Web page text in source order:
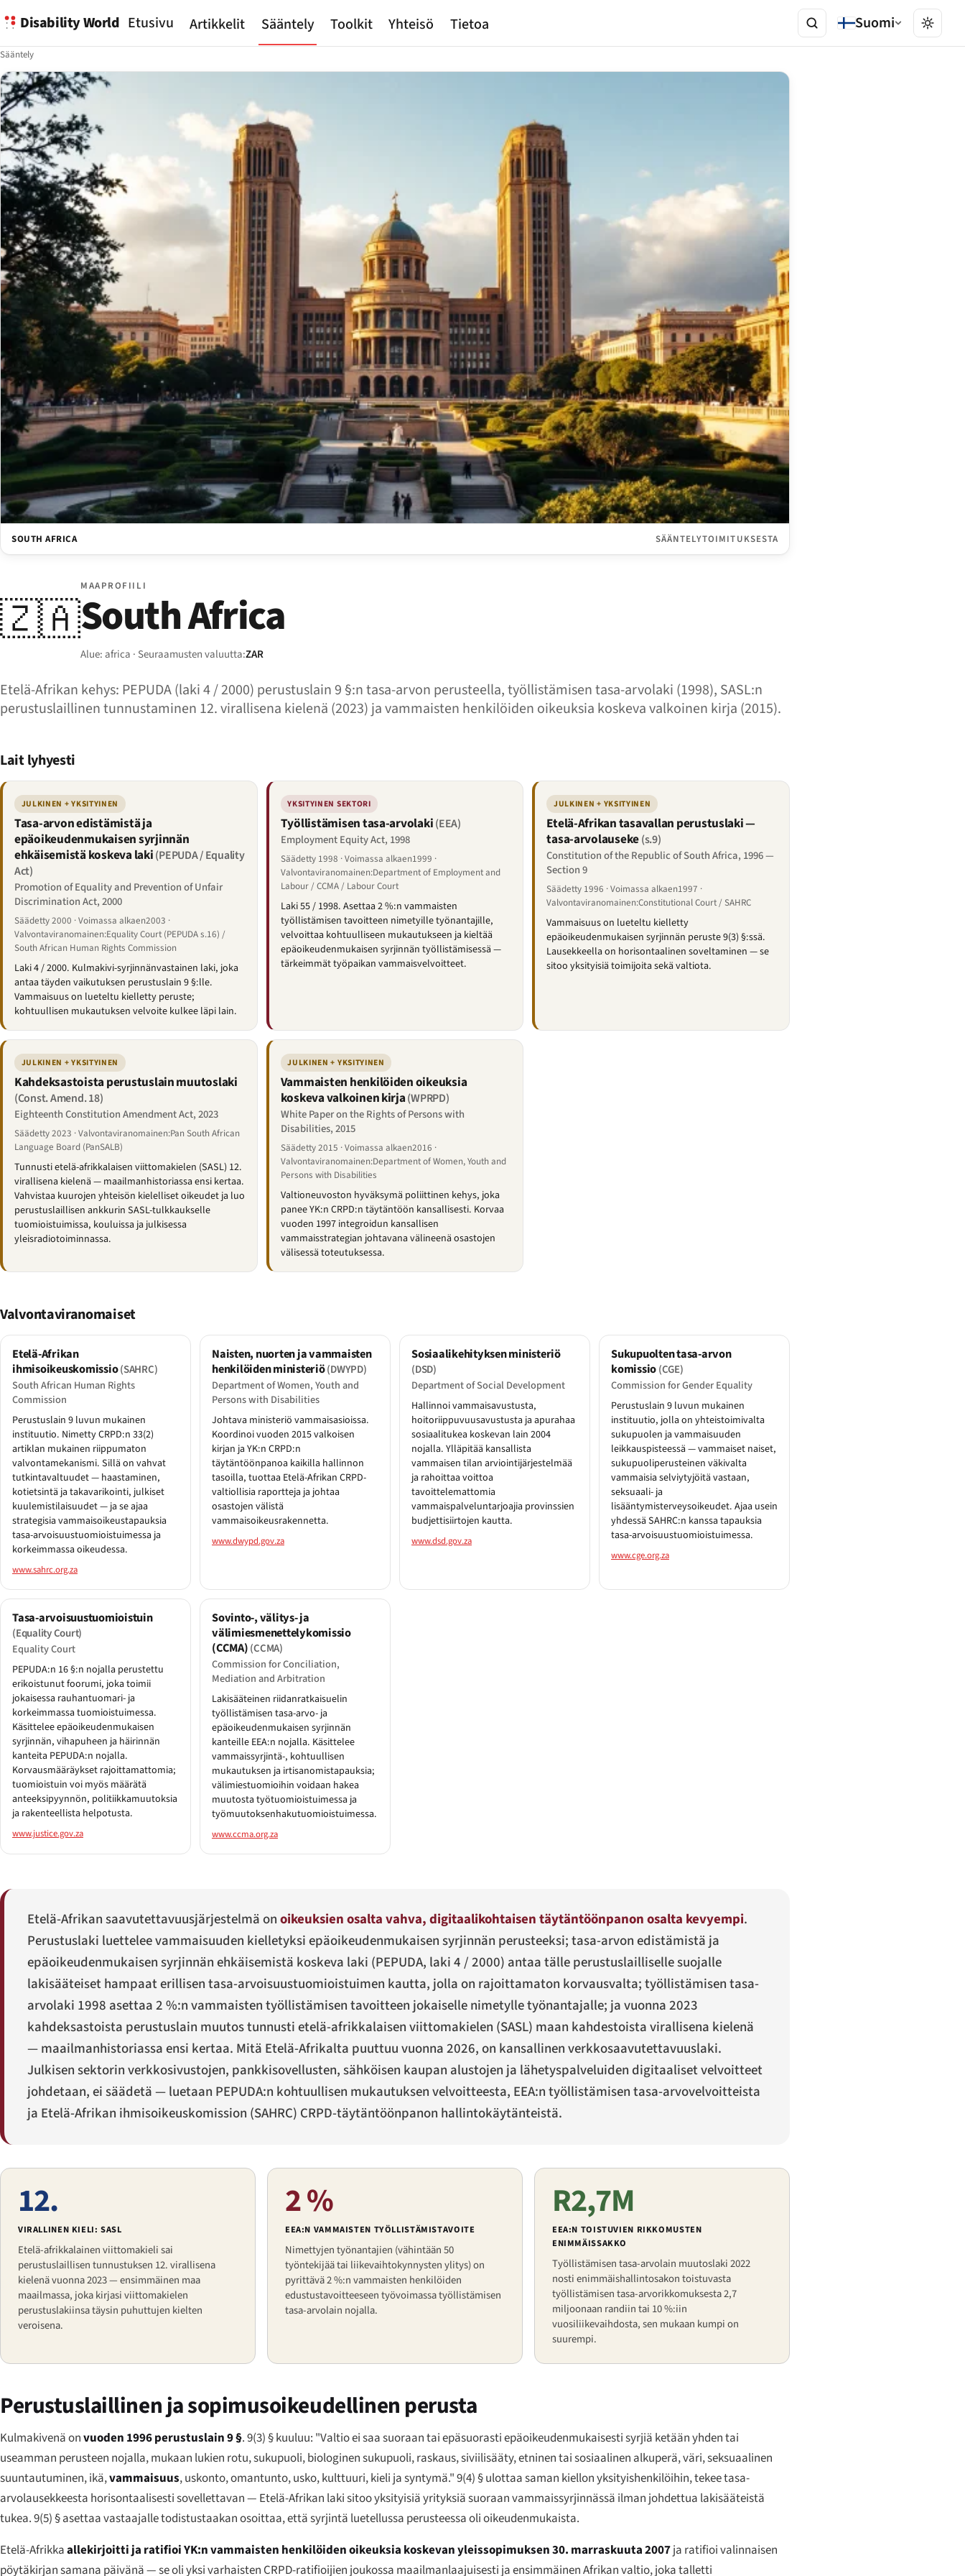
Disability World Etusivu Artikkelit Sääntely Toolkit Yhteisö Tietoa Suomi
Sääntely
SOUTH AFRICA SÄÄNTELYTOIMITUKSESTA
🇿🇦
MAAPROFIILI
South Africa
Alue: africa · Seuraamusten valuutta:ZAR
Etelä-Afrikan kehys: PEPUDA (laki 4 / 2000) perustuslain 9 §:n tasa-arvon perusteella, työllistämisen tasa-arvolaki (1998), SASL:n
perustuslaillinen tunnustaminen 12. virallisena kielenä (2023) ja vammaisten henkilöiden oikeuksia koskeva valkoinen kirja (2015).
Lait lyhyesti
JULKINEN + YKSITYINEN
Tasa-arvon edistämistä ja
epäoikeudenmukaisen syrjinnän
ehkäisemistä koskeva laki(PEPUDA / Equality
Act)
Promotion of Equality and Prevention of Unfair
Discrimination Act, 2000
Säädetty 2000 · Voimassa alkaen2003 ·
Valvontaviranomainen:Equality Court (PEPUDA s.16) /
South African Human Rights Commission
Laki 4 / 2000. Kulmakivi-syrjinnänvastainen laki, joka
antaa täyden vaikutuksen perustuslain 9 §:lle.
Vammaisuus on lueteltu kielletty peruste;
kohtuullisen mukautuksen velvoite kulkee läpi lain.
YKSITYINEN SEKTORI
Työllistämisen tasa-arvolaki(EEA)
Employment Equity Act, 1998
Säädetty 1998 · Voimassa alkaen1999 ·
Valvontaviranomainen:Department of Employment and
Labour / CCMA / Labour Court
Laki 55 / 1998. Asettaa 2 %:n vammaisten
työllistämisen tavoitteen nimetyille työnantajille,
velvoittaa kohtuulliseen mukautukseen ja kieltää
epäoikeudenmukaisen syrjinnän työllistämisessä —
tärkeimmät työpaikan vammaisvelvoitteet.
JULKINEN + YKSITYINEN
Etelä-Afrikan tasavallan perustuslaki —
tasa-arvolauseke(s.9)
Constitution of the Republic of South Africa, 1996 —
Section 9
Säädetty 1996 · Voimassa alkaen1997 ·
Valvontaviranomainen:Constitutional Court / SAHRC
Vammaisuus on lueteltu kielletty
epäoikeudenmukaisen syrjinnän peruste 9(3) §:ssä.
Lausekkeella on horisontaalinen soveltaminen — se
sitoo yksityisiä toimijoita sekä valtiota.
JULKINEN + YKSITYINEN
Kahdeksastoista perustuslain muutoslaki
(Const. Amend. 18)
Eighteenth Constitution Amendment Act, 2023
Säädetty 2023 · Valvontaviranomainen:Pan South African
Language Board (PanSALB)
Tunnusti etelä-afrikkalaisen viittomakielen (SASL) 12.
virallisena kielenä — maailmanhistoriassa ensi kertaa.
Vahvistaa kuurojen yhteisön kielelliset oikeudet ja luo
perustuslaillisen ankkurin SASL-tulkkaukselle
tuomioistuimissa, kouluissa ja julkisessa
yleisradiotoiminnassa.
JULKINEN + YKSITYINEN
Vammaisten henkilöiden oikeuksia
koskeva valkoinen kirja(WPRPD)
White Paper on the Rights of Persons with
Disabilities, 2015
Säädetty 2015 · Voimassa alkaen2016 ·
Valvontaviranomainen:Department of Women, Youth and
Persons with Disabilities
Valtioneuvoston hyväksymä poliittinen kehys, joka
panee YK:n CRPD:n täytäntöön kansallisesti. Korvaa
vuoden 1997 integroidun kansallisen
vammaisstrategian johtavana välineenä osastojen
välisessä toteutuksessa.
Valvontaviranomaiset
Etelä-Afrikan
ihmisoikeuskomissio(SAHRC)
South African Human Rights
Commission
Perustuslain 9 luvun mukainen
instituutio. Nimetty CRPD:n 33(2)
artiklan mukainen riippumaton
valvontamekanismi. Sillä on vahvat
tutkintavaltuudet — haastaminen,
kotietsintä ja takavarikointi, julkiset
kuulemistilaisuudet — ja se ajaa
strategisia vammaisoikeustapauksia
tasa-arvoisuustuomioistuimessa ja
korkeimmassa oikeudessa.
www.sahrc.org.za
Naisten, nuorten ja vammaisten
henkilöiden ministeriö(DWYPD)
Department of Women, Youth and
Persons with Disabilities
Johtava ministeriö vammaisasioissa.
Koordinoi vuoden 2015 valkoisen
kirjan ja YK:n CRPD:n
täytäntöönpanoa kaikilla hallinnon
tasoilla, tuottaa Etelä-Afrikan CRPD-
valtiollisia raportteja ja johtaa
osastojen välistä
vammaisoikeusrakennetta.
www.dwypd.gov.za
Sosiaalikehityksen ministeriö
(DSD)
Department of Social Development
Hallinnoi vammaisavustusta,
hoitoriippuvuusavustusta ja apurahaa
sosiaalitukea koskevan lain 2004
nojalla. Ylläpitää kansallista
vammaisen tilan arviointijärjestelmää
ja rahoittaa voittoa
tavoittelemattomia
vammaispalveluntarjoajia provinssien
budjettisiirtojen kautta.
www.dsd.gov.za
Sukupuolten tasa-arvon
komissio(CGE)
Commission for Gender Equality
Perustuslain 9 luvun mukainen
instituutio, jolla on yhteistoimivalta
sukupuolen ja vammaisuuden
leikkauspisteessä — vammaiset naiset,
sukupuoliperusteinen väkivalta
vammaisia selviytyjöitä vastaan,
seksuaali- ja
lisääntymisterveysoikeudet. Ajaa usein
yhdessä SAHRC:n kanssa tapauksia
tasa-arvoisuustuomioistuimessa.
www.cge.org.za
Tasa-arvoisuustuomioistuin
(Equality Court)
Equality Court
PEPUDA:n 16 §:n nojalla perustettu
erikoistunut foorumi, joka toimii
jokaisessa rauhantuomari- ja
korkeimmassa tuomioistuimessa.
Käsittelee epäoikeudenmukaisen
syrjinnän, vihapuheen ja häirinnän
kanteita PEPUDA:n nojalla.
Korvausmääräykset rajoittamattomia;
tuomioistuin voi myös määrätä
anteeksipyynnön, politiikkamuutoksia
ja rakenteellista helpotusta.
www.justice.gov.za
Sovinto-, välitys- ja
välimiesmenettelykomissio
(CCMA)(CCMA)
Commission for Conciliation,
Mediation and Arbitration
Lakisääteinen riidanratkaisuelin
työllistämisen tasa-arvo- ja
epäoikeudenmukaisen syrjinnän
kanteille EEA:n nojalla. Käsittelee
vammaissyrjintä-, kohtuullisen
mukautuksen ja irtisanomistapauksia;
välimiestuomioihin voidaan hakea
muutosta työtuomioistuimessa ja
työmuutoksenhakutuomioistuimessa.
www.ccma.org.za
Etelä-Afrikan saavutettavuusjärjestelmä onoikeuksien osalta vahva, digitaalikohtaisen täytäntöönpanon osalta kevyempi.
Perustuslaki luettelee vammaisuuden kielletyksi epäoikeudenmukaisen syrjinnän perusteeksi; tasa-arvon edistämistä ja
epäoikeudenmukaisen syrjinnän ehkäisemistä koskeva laki (PEPUDA, laki 4 / 2000) antaa tälle perustuslailliselle suojalle
lakisääteiset hampaat erillisen tasa-arvoisuustuomioistuimen kautta, jolla on rajoittamaton korvausvalta; työllistämisen tasa-
arvolaki 1998 asettaa 2 %:n vammaisten työllistämisen tavoitteen jokaiselle nimetylle työnantajalle; ja vuonna 2023
kahdeksastoista perustuslain muutos tunnusti etelä-afrikkalaisen viittomakielen (SASL) maan kahdestoista virallisena kielenä
— maailmanhistoriassa ensi kertaa. Mitä Etelä-Afrikalta puuttuu vuonna 2026, on kansallinen verkkosaavutettavuuslaki.
Julkisen sektorin verkkosivustojen, pankkisovellusten, sähköisen kaupan alustojen ja lähetyspalveluiden digitaaliset velvoitteet
johdetaan, ei säädetä — luetaan PEPUDA:n kohtuullisen mukautuksen velvoitteesta, EEA:n työllistämisen tasa-arvovelvoitteista
ja Etelä-Afrikan ihmisoikeuskomission (SAHRC) CRPD-täytäntöönpanon hallintokäytänteistä.
12.
VIRALLINEN KIELI: SASL
Etelä-afrikkalainen viittomakieli sai
perustuslaillisen tunnustuksen 12. virallisena
kielenä vuonna 2023 — ensimmäinen maa
maailmassa, joka kirjasi viittomakielen
perustuslakiinsa täysin puhuttujen kielten
veroisena.
2 %
EEA:N VAMMAISTEN TYÖLLISTÄMISTAVOITE
Nimettyjen työnantajien (vähintään 50
työntekijää tai liikevaihtokynnysten ylitys) on
pyrittävä 2 %:n vammaisten henkilöiden
edustustavoitteeseen työvoimassa työllistämisen
tasa-arvolain nojalla.
R2,7M
EEA:N TOISTUVIEN RIKKOMUSTEN
ENIMMÄISSAKKO
Työllistämisen tasa-arvolain muutoslaki 2022
nosti enimmäishallintosakon toistuvasta
työllistämisen tasa-arvorikkomuksesta 2,7
miljoonaan randiin tai 10 %:iin
vuosiliikevaihdosta, sen mukaan kumpi on
suurempi.
Perustuslaillinen ja sopimusoikeudellinen perusta
Kulmakivenä onvuoden 1996 perustuslain 9 §. 9(3) § kuuluu: "Valtio ei saa suoraan tai epäsuorasti epäoikeudenmukaisesti syrjiä ketään yhden tai
useamman perusteen nojalla, mukaan lukien rotu, sukupuoli, biologinen sukupuoli, raskaus, siviilisääty, etninen tai sosiaalinen alkuperä, väri, seksuaalinen
suuntautuminen, ikä,vammaisuus, uskonto, omantunto, usko, kulttuuri, kieli ja syntymä." 9(4) § ulottaa saman kiellon yksityishenkilöihin, tekee tasa-
arvolausekkeesta horisontaalisesti sovellettavan — Etelä-Afrikan laki sitoo yksityisiä yrityksiä suoraan vammaissyrjinnässä ilman johdettua lakisääteistä
tukea. 9(5) § asettaa vastaajalle todistustaakan osoittaa, että syrjintä luetellussa perusteessa oli oikeudenmukaista.
Etelä-Afrikkaallekirjoitti ja ratifioi YK:n vammaisten henkilöiden oikeuksia koskevan yleissopimuksen 30. marraskuuta 2007ja ratifioi valinnaisen
pöytäkirjan samana päivänä — se oli yksi varhaisten CRPD-ratifioijien joukossa maailmanlaajuisesti ja ensimmäinen Afrikan valtio, joka talletti